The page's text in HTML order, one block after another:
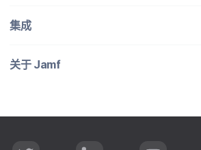
集成
关于Jamf